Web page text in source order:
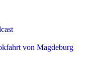
von Magdeburg